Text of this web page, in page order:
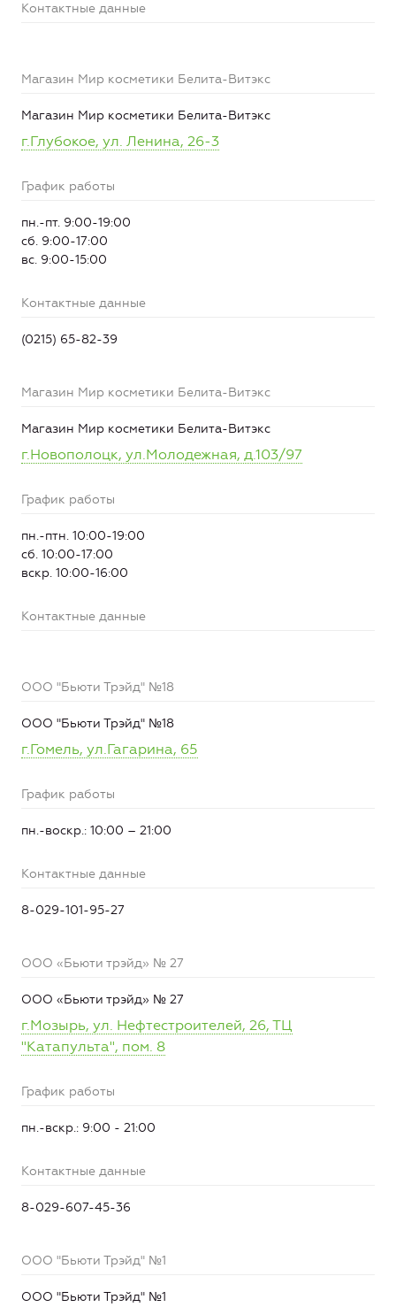
Контактные данные
Магазин Мир косметики Белита-Витэкс
Магазин Мир косметики Белита-Витэкс
г.Глубокое, ул. Ленина, 26-3
График работы
пн.-пт. 9:00-19:00
сб. 9:00-17:00
вс. 9:00-15:00
Контактные данные
(0215) 65-82-39
Магазин Мир косметики Белита-Витэкс
Магазин Мир косметики Белита-Витэкс
г.Новополоцк, ул.Молодежная, д.103/97
График работы
пн.-птн. 10:00-19:00
сб. 10:00-17:00
вскр. 10:00-16:00
Контактные данные
ООО "Бьюти Трэйд" №18
ООО "Бьюти Трэйд" №18
г.Гомель, ул.Гагарина, 65
График работы
пн.-воскр.: 10:00 – 21:00
Контактные данные
8-029-101-95-27
ООО «Бьюти трэйд» № 27
ООО «Бьюти трэйд» № 27
г.Мозырь, ул. Нефтестроителей, 26, ТЦ
"Катапульта", пом. 8
График работы
пн.-вскр.: 9:00 - 21:00
Контактные данные
8-029-607-45-36
ООО "Бьюти Трэйд" №1
ООО "Бьюти Трэйд" №1